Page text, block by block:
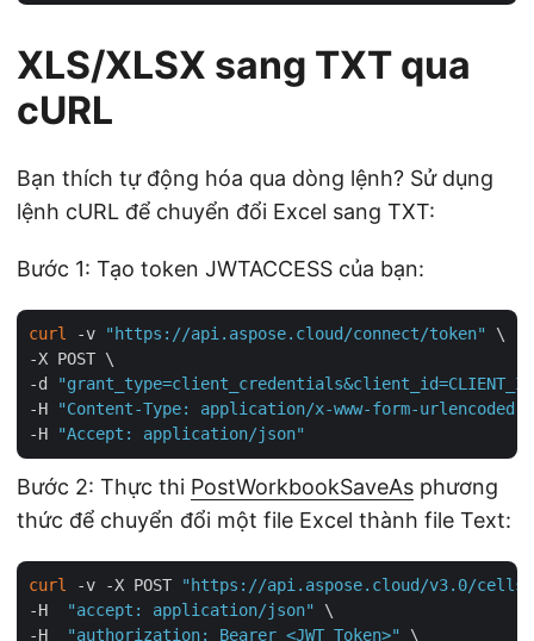
XLS/XLSX sang TXT qua
cURL
Bạn thích tự động hóa qua dòng lệnh? Sử dụng
lệnh cURL để chuyển đổi Excel sang TXT:
Bước 1: Tạo token JWTACCESS của bạn:
curl -v "https://api.aspose.cloud/connect/token"
\
-X POST \
-d
-H
"Content-Type: application/x-www-form-urlencoded"
-H
"Accept: application/json"
Bước 2: Thực thi PostWorkbookSaveAs phương
thức để chuyển đổi một file Excel thành file Text:
curl -v -X POST
"https://api.aspose.cloud/v3.0/cells/
-H
"accept: application/json"
\
-H
"authorization: Bearer <JWT_Token>" \